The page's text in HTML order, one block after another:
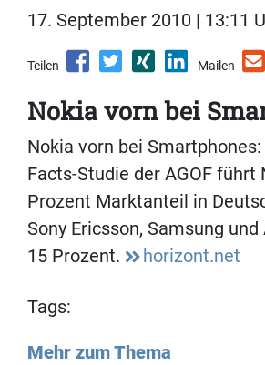
17. September 2010 | 13:11
Teilen Mailen
Nokia vorn bei
Nokia vorn bei
Facts-Studie der AGOF führt
Prozent Marktanteil in
Sony Ericsson, Samsung
15 Prozent.
horizont.net
Tags:
Mehr zum Thema